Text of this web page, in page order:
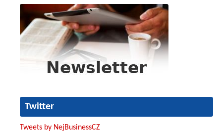
Twitter
Tweets by NejBusinessCZ